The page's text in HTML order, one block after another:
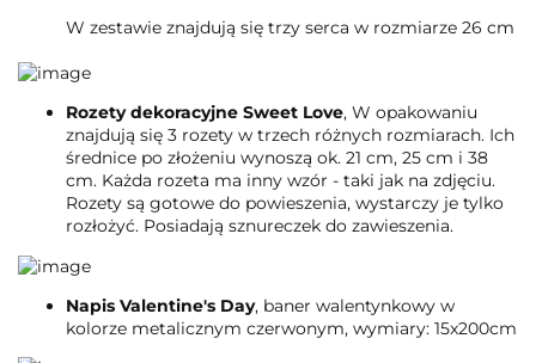
W zestawie znajdują się trzy serca w rozmiarze 26 cm
Rozety dekoracyjne Sweet Love, W opakowaniu
znajdują się 3 rozety w trzech różnych rozmiarach. Ich
średnice po złożeniu wynoszą ok. 21 cm, 25 cm i 38
cm. Każda rozeta ma inny wzór - taki jak na zdjęciu.
Rozety są gotowe do powieszenia, wystarczy je tylko
rozłożyć. Posiadają sznureczek do zawieszenia.
Napis Valentine's Day, baner walentynkowy w
kolorze metalicznym czerwonym, wymiary: 15x200cm